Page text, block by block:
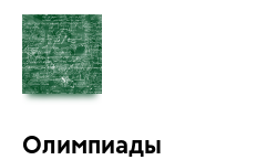
Олимпиады